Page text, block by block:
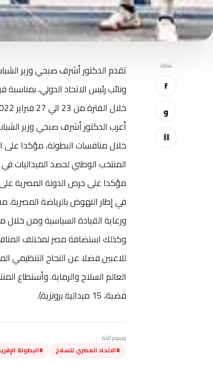
شارك
f
و
⛓
تقدم الدكتور أشرف صبحي وزير
ونائب رئيس الاتحاد الدولي، بمناسبة
خلال الفترة من 23 الي 27 فبراير 2022.
أعرب الدكتور أشرف صبحي وزير
خلال منافسات البطولة، مؤكدا على
المنتخب الوطني لحصد الميداليات في
مؤكدا على حرص الدولة المصرية
في إطار النهوض بالرياضة
ورعاية القيادة السياسية ومن خلال
وكذلك استضافة مصر لمختلف
للاعبين فضلا عن النجاح التنظيمي
فضية، 15 ميدالية برونزية).
وسوم الخبر
#الاتحاد المصري للسلاح #البطولة